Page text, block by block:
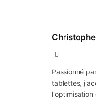
Passionné
tablettes,
l'optimisation